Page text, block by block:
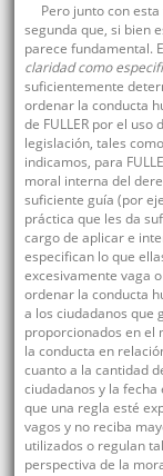
Pero junto con
segunda que, si bien
parece fundamental.
claridad como
suficientemente
ordenar la conducta
de FULLER por el
legislación, tales
indicamos, para
moral interna del
suficiente guía (por
práctica que les da
cargo de aplicar e
especifican lo que
excesivamente vaga
ordenar la conducta
a los ciudadanos que
proporcionados en el
la conducta en
cuanto a la cantidad
ciudadanos y la
que una regla esté
vagos y no reciba
utilizados o regulan
perspectiva de la